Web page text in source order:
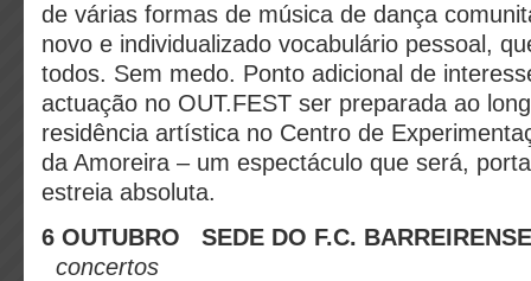
de várias formas de música de dança
novo e individualizado vocabulário pessoal,
todos. Sem medo. Ponto adicional de
actuação no OUT.FEST ser preparada ao
residência artística no Centro de
da Amoreira – um espectáculo que será,
estreia absoluta.
6 OUTUBRO
SEDE DO F.C.
concertos